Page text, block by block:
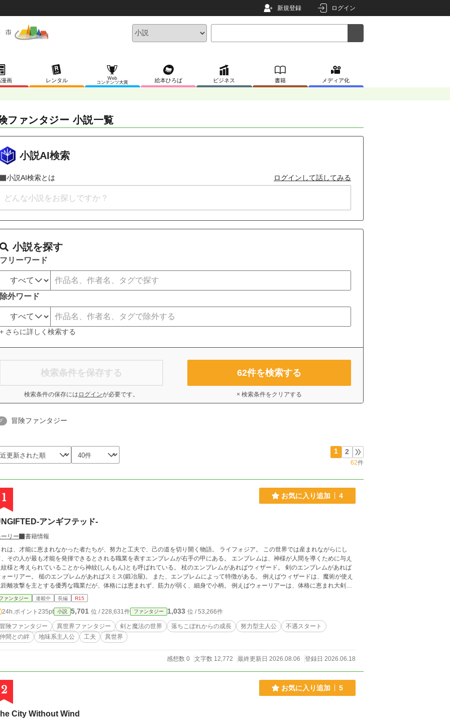
新規登録 ログイン
画 レンタル
Web
コンテンツ大賞
絵本ひろば ビジネス 書籍 メディア化
ファンタジー 小説一覧
小説AI検索
小説AI検索とは ログインして話してみる
小説を探す
フリーワード
除外ワード
+ さらに詳しく検索する
検索条件を保存する
検索条件の保存には ログインが必要です。
62件を検索する
× 検索条件をクリアする
冒険ファンタジー
1 2
62件
1 お気に入り追加 4
アンギフテッド-
リー
書籍情報
は、才能に恵まれなかった者たちが、努力と工夫で、己の道を切り開く物語。 ライフォジア。 この世界では産まれながらにし
その人が最も才能を発揮できるとされる職業を表すエンブレムが右手の甲にある。 エンブレムは、神様が人間を導くために与え
様と考えられていることから神紋(しんもん)とも呼ばれている。 杖のエンブレムがあればウィザード。 剣のエンブレムがあれば
リアー。 槌のエンブレムがあればスミス(鍛冶屋)。 また、エンブレムによって特徴がある。 例えばウィザードは、魔術が使え
離攻撃を主とする優秀な職業だが、体格には恵まれず、筋力が弱く、細身で小柄。 例えばウォーリアーは、体格に恵まれ大剣や
などで大岩や大地を割るほどの強力な一撃を放てるが、動きは速くない。 エンブレムが示す職業を志し、訓練すれば、才能を無
することなく活躍することができる世界。 そんな中、エンブレムの通りに生きられない者たちがいる。 ウィザードなのに遠距離
ができない。 ウォーリアーなのに非力。 そういった、活躍するために必要な才能が欠落している者たちを|才能に恵まれない者
テッド》と呼ぶ。 これはエンブレムの示すとおりに生きられなかった者たちの。 自分の道を切り開くことでしか、生きる
見つけられなかった者たちの物語。
ァンタジー 連載中 長編 R15
24h.ポイント 235pt 小説 5,701 位 / 228,631件 ファンタジー 1,033 位 / 53,266件
冒険ファンタジー 異世界ファンタジー 剣と魔法の世界 落ちこぼれからの成長 努力型主人公
不遇スタート
仲間との絆
地味系主人公 工夫 異世界
感想数 0 文字数 12,772 最終更新日 2026.08.06 登録日 2026.06.18
2 お気に入り追加 5
City Without Wind